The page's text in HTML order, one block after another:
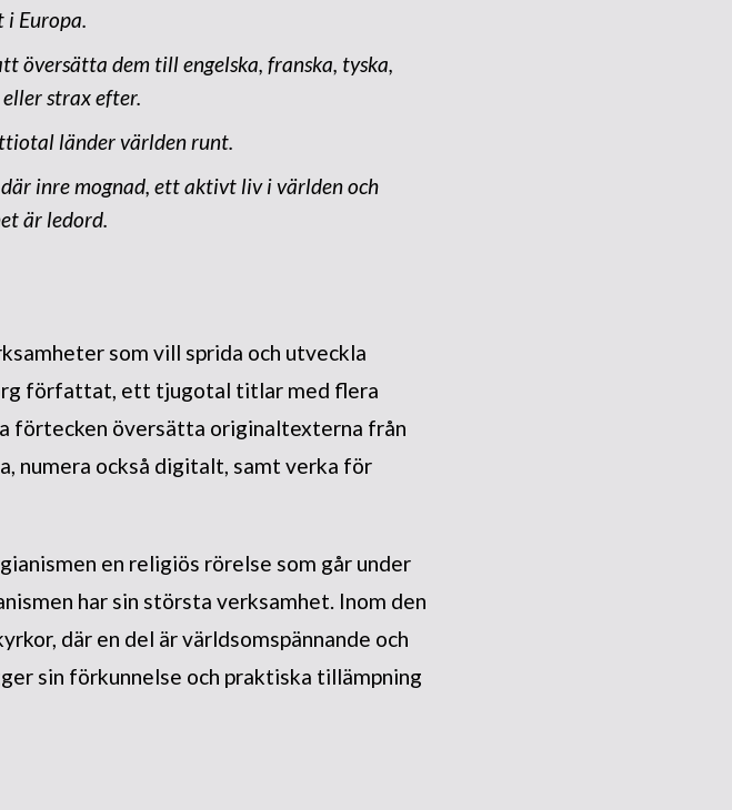
Europa.
dem till engelska, franska, tyska,
strax efter.
länder världen runt.
inre mognad, ett aktivt liv i världen och
är ledord.
som vill sprida och utveckla
författat, ett tjugotal titlar med flera
förtecken översätta originaltexterna från
numera också digitalt, samt verka för
en religiös rörelse som går under
har sin största verksamhet. Inom den
där en del är världsomspännande och
sin förkunnelse och praktiska tillämpning